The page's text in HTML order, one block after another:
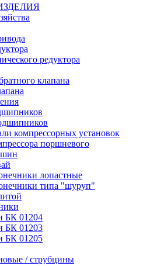
редуктора
клапана
компрессорных установок
поршневого
лопастные
типа "шуруп"
БК 01204
БК 01203
БК 01205
/ струбцины